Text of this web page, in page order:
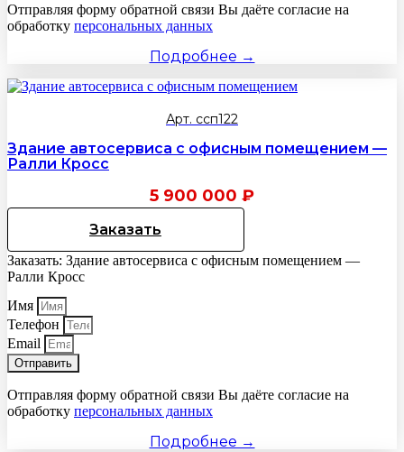
Отправляя форму обратной связи Вы даёте согласие на
обработку персональных данных
Подробнее →
Арт. ссп122
Здание автосервиса с офисным помещением —
Ралли Кросс
5 900 000 ₽
Заказать
Заказать: Здание автосервиса с офисным помещением —
Ралли Кросс
Имя
Телефон
Email
Отправить
Отправляя форму обратной связи Вы даёте согласие на
обработку персональных данных
Подробнее →